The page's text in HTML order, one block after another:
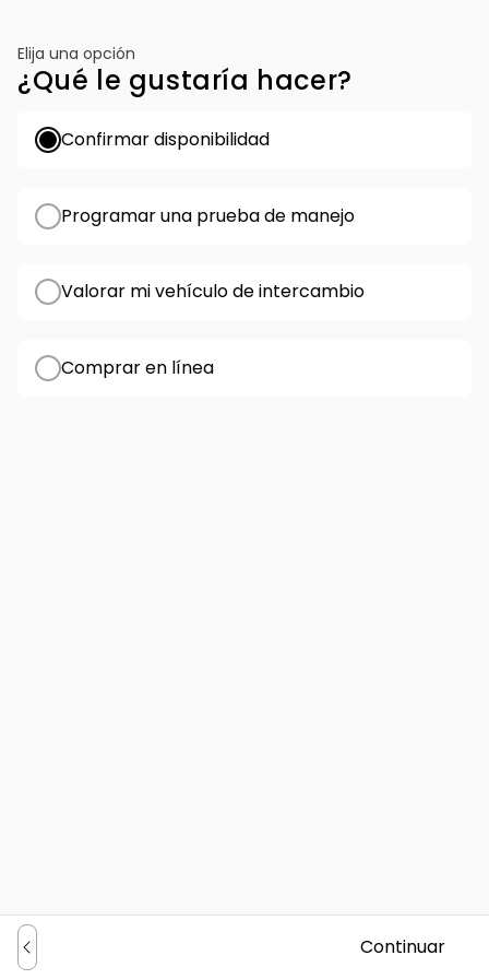
Elija una opción
¿Qué le gustaría hacer?
Confirmar disponibilidad
Programar una prueba de manejo
Valorar mi vehículo de intercambio
Comprar en línea
Continuar